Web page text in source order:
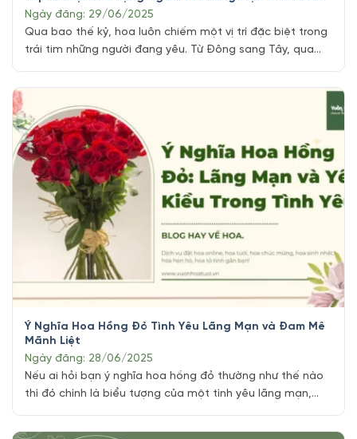
Ngày đăng: 29/06/2025
Qua bao thế kỷ, hoa luôn chiếm một vị trí đặc biệt trong
trái tim những người đang yêu. Từ Đông sang Tây, qua
những thông điệp thầm kín mà mỗi đóa hoa mang theo
Ý Nghĩa Hoa Hồng Đỏ Tình Yêu Lãng Mạn và Đam Mê
Mãnh Liệt
Ngày đăng: 28/06/2025
Nếu ai hỏi bạn ý nghĩa hoa hồng đỏ thường như thế nào
thì đó chính là biểu tượng của một tình yêu lãng mạn,
qua nhiều năm tháng. Trong đời chúng ta, chắc bạn nào